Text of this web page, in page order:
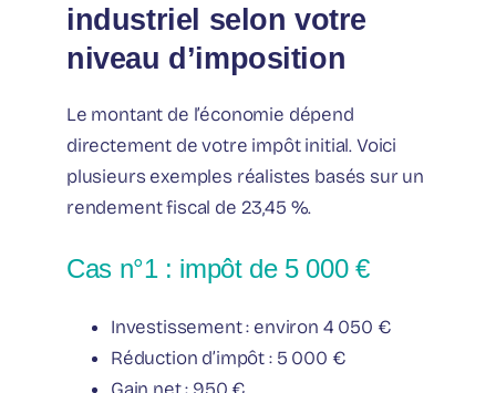
industriel selon votre
niveau d’imposition
Le montant de l’économie dépend
directement de votre impôt initial. Voici
plusieurs exemples réalistes basés sur un
rendement fiscal de 23,45 %.
Cas n°1 : impôt de 5 000 €
Investissement : environ 4 050 €
Réduction d’impôt : 5 000 €